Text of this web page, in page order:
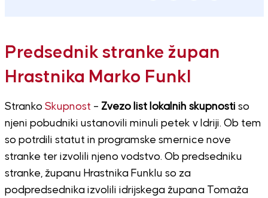
Predsednik stranke župan
Hrastnika Marko Funkl
Stranko Skupnost – Zvezo list lokalnih skupnosti so
njeni pobudniki ustanovili minuli petek v Idriji. Ob tem
so potrdili statut in programske smernice nove
stranke ter izvolili njeno vodstvo. Ob predsedniku
stranke, županu Hrastnika Funklu so za
podpredsednika izvolili idrijskega župana Tomaža